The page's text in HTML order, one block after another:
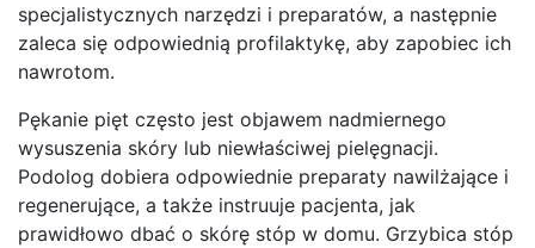
specjalistycznych narzędzi i preparatów, a następnie
zaleca się odpowiednią profilaktykę, aby zapobiec ich
nawrotom.
Pękanie pięt często jest objawem nadmiernego
wysuszenia skóry lub niewłaściwej pielęgnacji.
Podolog dobiera odpowiednie preparaty nawilżające i
regenerujące, a także instruuje pacjenta, jak
prawidłowo dbać o skórę stóp w domu. Grzybica stóp